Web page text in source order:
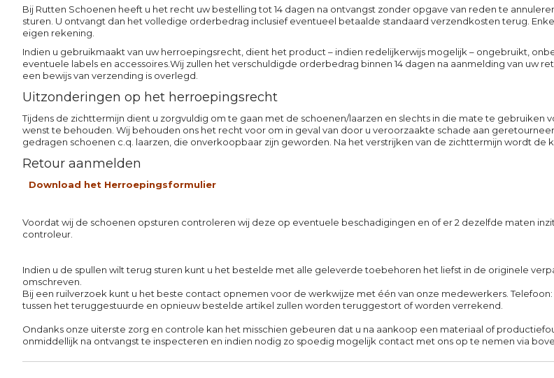
Bij Rutten Schoenen heeft u het recht uw bestelling tot 14 dagen na ontvangst zonder opgave van reden te
sturen. U ontvangt dan het volledige orderbedrag inclusief eventueel betaalde standaard verzendkosten terug.
eigen rekening.
Indien u gebruikmaakt van uw herroepingsrecht, dient het product – indien redelijkerwijs mogelijk – ongebruikt,
eventuele labels en accessoires.Wij zullen het verschuldigde orderbedrag binnen 14 dagen na aanmelding van
een bewijs van verzending is overlegd.
Uitzonderingen op het herroepingsrecht
Tijdens de zichttermijn dient u zorgvuldig om te gaan met de schoenen/laarzen en slechts in die mate te
wenst te behouden. Wij behouden ons het recht voor om in geval van door u veroorzaakte schade aan
gedragen schoenen c.q. laarzen, die onverkoopbaar zijn geworden. Na het verstrijken van de zichttermijn wordt de
Retour aanmelden
Download het Herroepingsformulier
Voordat wij de schoenen opsturen controleren wij deze op eventuele beschadigingen en of er 2 dezelfde maten
controleur.
Indien u de spullen wilt terug sturen kunt u het bestelde met alle geleverde toebehoren het liefst in de originele
omschreven.
Bij een ruilverzoek kunt u het beste contact opnemen voor de werkwijze met één van onze medewerkers. Telefoon:
tussen het teruggestuurde en opnieuw bestelde artikel zullen worden teruggestort of worden verrekend.
Ondanks onze uiterste zorg en controle kan het misschien gebeuren dat u na aankoop een materiaal of
onmiddellijk na ontvangst te inspecteren en indien nodig zo spoedig mogelijk contact met ons op te nemen via